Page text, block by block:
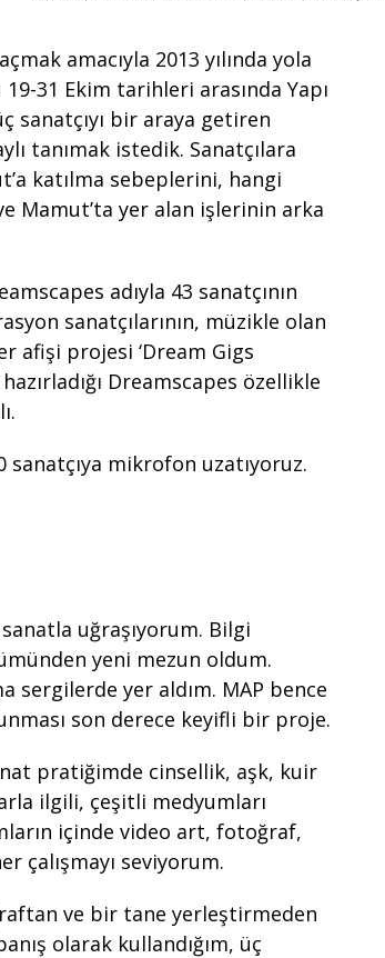
amacıyla 2013 yılında yola
19-31 Ekim tarihleri arasında Yapı
sanatçıyı bir araya getiren
tanımak istedik. Sanatçılara
katılma sebeplerini, hangi
Mamut’ta yer alan işlerinin arka
adıyla 43 sanatçının
sanatçılarının, müzikle olan
afişi projesi ‘Dream Gigs
Dreamscapes özellikle
sanatçıya mikrofon uzatıyoruz.
uğraşıyorum. Bilgi
yeni mezun oldum.
sergilerde yer aldım. MAP bence
son derece keyifli bir proje.
pratiğimde cinsellik, aşk, kuir
ilgili, çeşitli medyumları
içinde video art, fotoğraf,
çalışmayı seviyorum.
ve bir tane yerleştirmeden
olarak kullandığım, üç